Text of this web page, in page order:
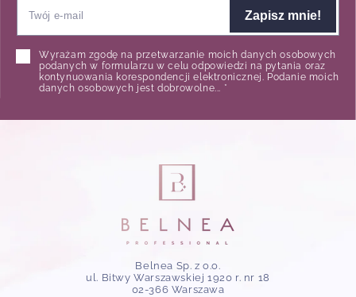
Zapisz mnie!
Wyrażam zgodę na przetwarzanie moich danych osobowych
podanych w formularzu w celu odpowiedzi na pytania oraz
kontynuowania korespondencji elektronicznej. Podanie moich
danych osobowych jest dobrowolne... *
Belnea Sp. z o.o.
ul. Bitwy Warszawskiej 1920 r. nr 18
02-366 Warszawa